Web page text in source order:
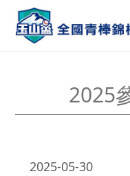
2025
2025-05-30